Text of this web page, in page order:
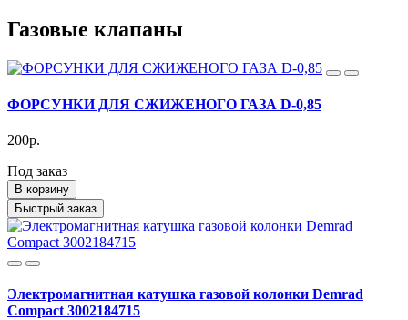
Газовые клапаны
ФОРСУНКИ ДЛЯ СЖИЖЕНОГО ГАЗА D-0,85
200р.
Под заказ
В корзину
Быстрый заказ
Электромагнитная катушка газовой колонки Demrad
Compact 3002184715